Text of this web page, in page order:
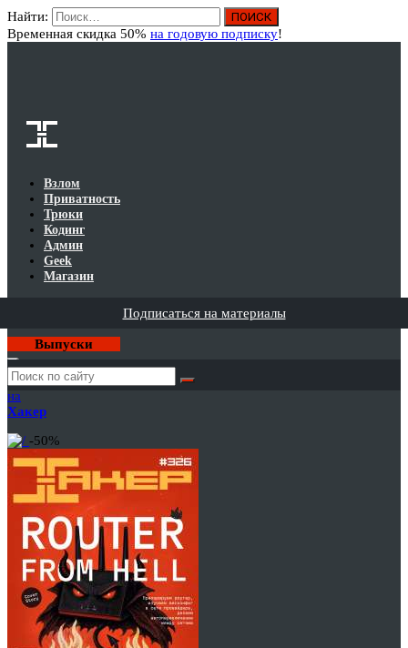
Найти:
Временная скидка 50% на годовую подписку!
Взлом
Приватность
Трюки
Кодинг
Админ
Geek
Магазин
Подписаться на материалы
Выпуски
Годовая
подписка
на
Хакер
-50%